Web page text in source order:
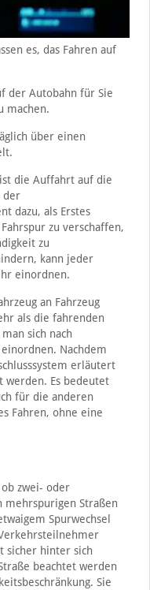
es, das Fahren auf
der Autobahn für Sie
machen.
über einen
die Auffahrt auf die
der
dazu, als Erstes
zu verschaffen,
zu
kann jeder
einordnen.
an Fahrzeug
als die fahrenden
sich nach
Nachdem
erläutert
werden. Es bedeutet
für die anderen
Fahren, ohne eine
zwei- oder
Straßen
Spurwechsel
sicher hinter sich
beachtet werden
Sie